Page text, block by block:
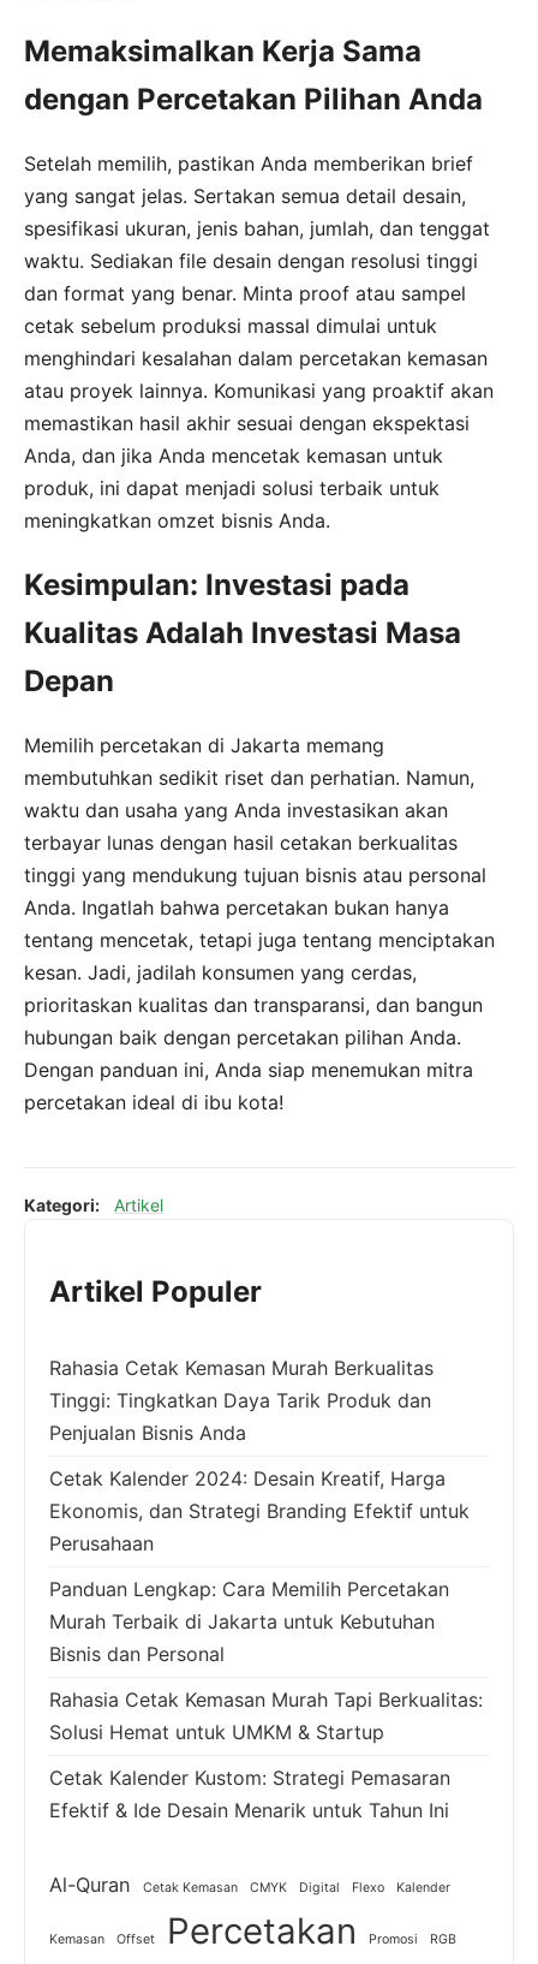
Memaksimalkan Kerja Sama
dengan Percetakan Pilihan Anda
Setelah memilih, pastikan Anda memberikan brief
yang sangat jelas. Sertakan semua detail desain,
spesifikasi ukuran, jenis bahan, jumlah, dan tenggat
waktu. Sediakan file desain dengan resolusi tinggi
dan format yang benar. Minta proof atau sampel
cetak sebelum produksi massal dimulai untuk
menghindari kesalahan dalam percetakan kemasan
atau proyek lainnya. Komunikasi yang proaktif akan
memastikan hasil akhir sesuai dengan ekspektasi
Anda, dan jika Anda mencetak kemasan untuk
produk, ini dapat menjadi solusi terbaik untuk
meningkatkan omzet bisnis Anda.
Kesimpulan: Investasi pada
Kualitas Adalah Investasi Masa
Depan
Memilih percetakan di Jakarta memang
membutuhkan sedikit riset dan perhatian. Namun,
waktu dan usaha yang Anda investasikan akan
terbayar lunas dengan hasil cetakan berkualitas
tinggi yang mendukung tujuan bisnis atau personal
Anda. Ingatlah bahwa percetakan bukan hanya
tentang mencetak, tetapi juga tentang menciptakan
kesan. Jadi, jadilah konsumen yang cerdas,
prioritaskan kualitas dan transparansi, dan bangun
hubungan baik dengan percetakan pilihan Anda.
Dengan panduan ini, Anda siap menemukan mitra
percetakan ideal di ibu kota!
Kategori: Artikel
Artikel Populer
Rahasia Cetak Kemasan Murah Berkualitas
Tinggi: Tingkatkan Daya Tarik Produk dan
Penjualan Bisnis Anda
Cetak Kalender 2024: Desain Kreatif, Harga
Ekonomis, dan Strategi Branding Efektif untuk
Perusahaan
Panduan Lengkap: Cara Memilih Percetakan
Murah Terbaik di Jakarta untuk Kebutuhan
Bisnis dan Personal
Rahasia Cetak Kemasan Murah Tapi Berkualitas:
Solusi Hemat untuk UMKM & Startup
Cetak Kalender Kustom: Strategi Pemasaran
Efektif & Ide Desain Menarik untuk Tahun Ini
Al-Quran Cetak Kemasan CMYK Digital Flexo Kalender
Kemasan Offset Percetakan Promosi RGB